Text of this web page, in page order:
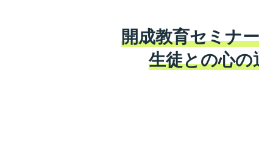
開成教育セミナ
生徒との心